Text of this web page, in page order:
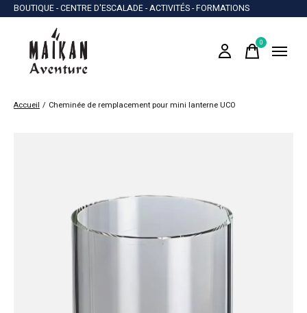
BOUTIQUE - CENTRE D'ESCALADE - ACTIVITÉS - FORMATIONS
0items
Accueil / Cheminée de remplacement pour mini lanterne UCO